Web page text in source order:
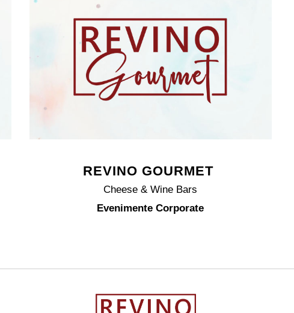
REVINO GOURMET
Cheese & Wine Bars
Evenimente Corporate